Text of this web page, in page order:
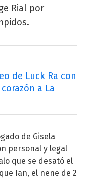
Rial por
de Luck Ra con
a La
de Gisela
personal y legal
que se desató el
Ian, el nene de 2